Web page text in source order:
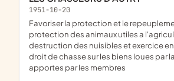
1951-10-20
favoriser la protection et le repeuplement du gibier, la
protection des animaux utiles a
destruction des nuisibles et exercice
droit de chasse sur les biens loues par
apportes par les membres